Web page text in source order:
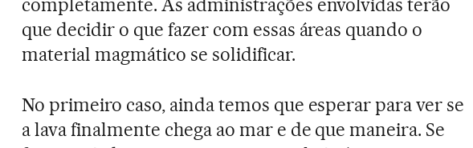
completamente. As administrações envolvidas terão
que decidir o que fazer com essas áreas quando o
material magmático se solidificar.
No primeiro caso, ainda temos que esperar para ver se
a lava finalmente chega ao mar e de que maneira. Se